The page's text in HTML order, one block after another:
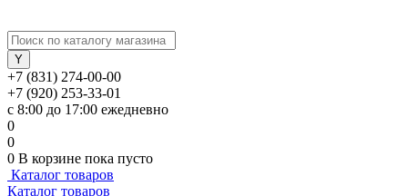
+7 (831) 274-00-00
+7 (920) 253-33-01
с 8:00 до 17:00 ежедневно
0
0
0 В корзине пока пусто
Каталог товаров
Каталог товаров